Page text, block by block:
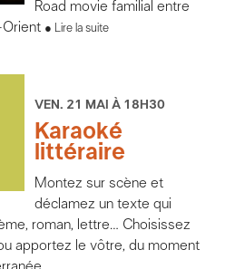
Road movie familial entre
Orient
Lire la suite
VEN. 21 MAI À 18H30
Karaoké
littéraire
Montez sur scène et
déclamez un texte qui
roman, lettre… Choisissez
apportez le vôtre, du moment